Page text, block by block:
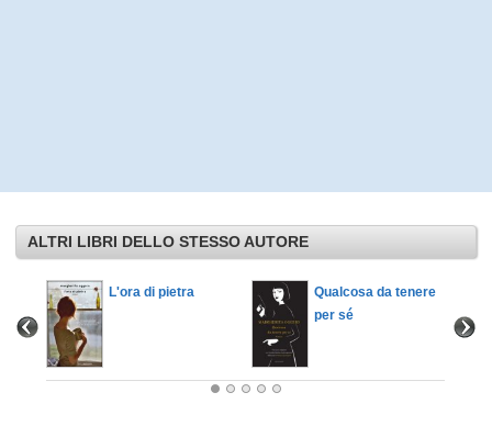
ALTRI LIBRI DELLO STESSO AUTORE
L'ora di pietra
Qualcosa da tenere
per sé